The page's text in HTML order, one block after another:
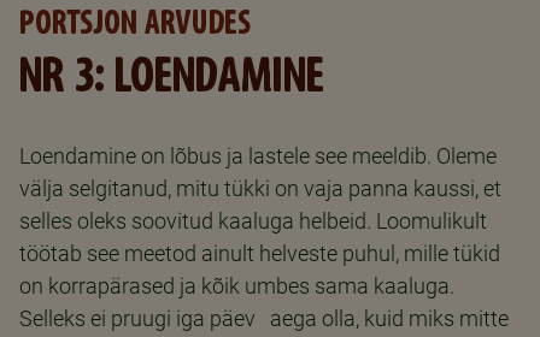
PORTSJON ARVUDES
NR 3: LOENDAMINE
Loendamine on lõbus ja lastele see meeldib. Oleme
välja selgitanud, mitu tükki on vaja panna kaussi, et
selles oleks soovitud kaaluga helbeid. Loomulikult
töötab see meetod ainult helveste puhul, mille tükid
on korrapärased ja kõik umbes sama kaaluga.
Selleks ei pruugi iga päev aega olla, kuid miks mitte